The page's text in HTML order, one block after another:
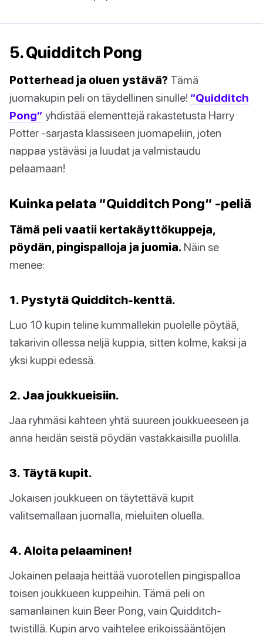
5. Quidditch Pong
Potterhead ja oluen ystävä? Tämä
juomakupin peli on täydellinen sinulle! “Quidditch
Pong” yhdistää elementtejä rakastetusta Harry
Potter -sarjasta klassiseen juomapeliin, joten
nappaa ystäväsi ja luudat ja valmistaudu
pelaamaan!
Kuinka pelata “Quidditch Pong” -peliä
Tämä peli vaatii kertakäyttökuppeja,
pöydän, pingispalloja ja juomia. Näin se
menee:
1. Pystytä Quidditch-kenttä.
Luo 10 kupin teline kummallekin puolelle pöytää,
takarivin ollessa neljä kuppia, sitten kolme, kaksi ja
yksi kuppi edessä.
2. Jaa joukkueisiin.
Jaa ryhmäsi kahteen yhtä suureen joukkueeseen ja
anna heidän seistä pöydän vastakkaisilla puolilla.
3. Täytä kupit.
Jokaisen joukkueen on täytettävä kupit
valitsemallaan juomalla, mieluiten oluella.
4. Aloita pelaaminen!
Jokainen pelaaja heittää vuorotellen pingispalloa
toisen joukkueen kuppeihin. Tämä peli on
samanlainen kuin Beer Pong, vain Quidditch-
twistillä. Kupin arvo vaihtelee erikoissääntöjen